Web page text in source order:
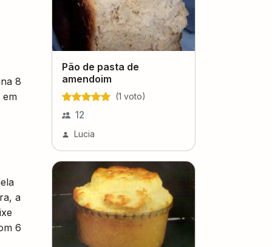
8
em
a
6
Pão de pasta de
amendoim
(1 voto)
12
Lucia